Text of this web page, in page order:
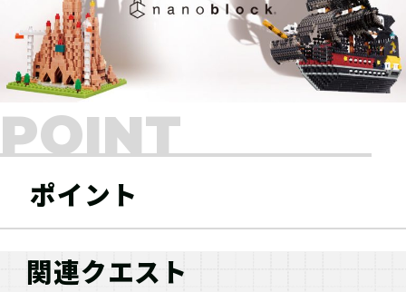
POINT
ポイント
関連クエスト